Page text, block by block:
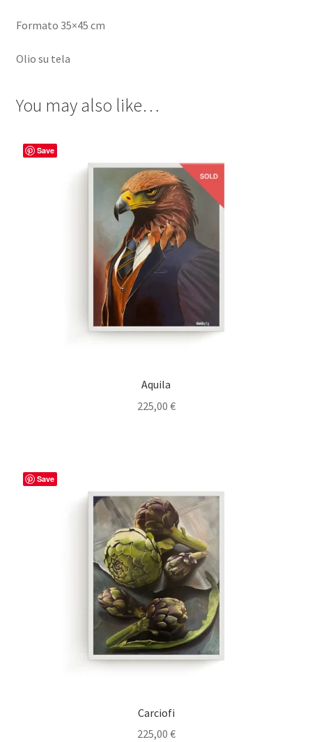
Formato 35×45 cm
Olio su tela
You may also like…
Save
Aquila
225,00 €
Save
Carciofi
225,00 €